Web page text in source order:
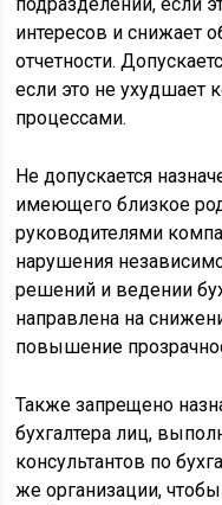
интересов и снижает
отчетности.
если это не ухудшает
процессами.
Не допускается
имеющего близкое
руководителями
нарушения
решений и ведении
направлена на
повышение
Также запрещено
бухгалтера лиц,
консультантов по
же организации,